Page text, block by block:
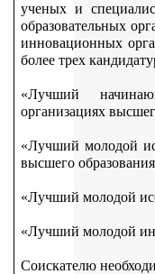
ученых и
образовательных
инновационных
более трех
«Лучший
организациях
«Лучший молодой
высшего
«Лучший молодой
«Лучший молодой
Соискателю